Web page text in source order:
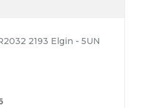
2193 Elgin - 5UN